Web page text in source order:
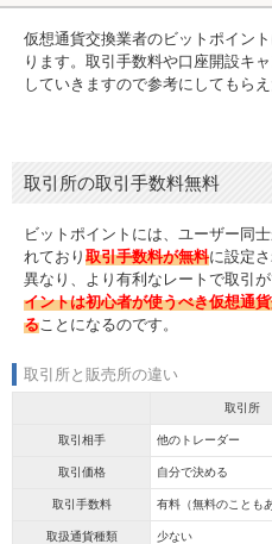
仮想通貨交換業者のビットポイン
ります。取引手数料や口座開設キ
していきますので参考にしてもらえ
取引所の取引手数料無料
ビットポイントには、ユーザー同
れており 取引手数料が無料に設定
異なり、より有利なレートで取引
イントは初心者が使うべき仮想通
る ことになるのです。
取引所と販売所の違い
取引所
取引相手 他のトレーダー
取引価格 自分で決める
取引手数料 有料（無料のことも
取扱通貨種類 少ない